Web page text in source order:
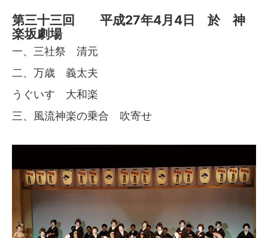
第三十三回 平成27年4月4日 於 神
楽坂劇場
一、三社祭 清元
二、万歳 義太夫
うぐいす 大和楽
三、風流神楽の乗合 吹寄せ